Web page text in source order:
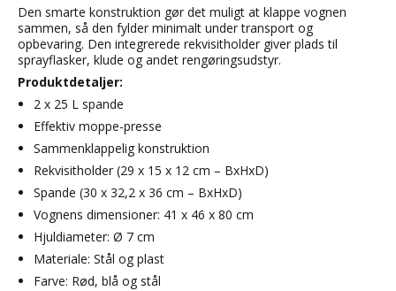
Den smarte konstruktion gør det muligt at klappe vognen
sammen, så den fylder minimalt under transport og
opbevaring. Den integrerede rekvisitholder giver plads til
sprayflasker, klude og andet rengøringsudstyr.
Produktdetaljer:
2 x 25 L spande
Effektiv moppe-presse
Sammenklappelig konstruktion
Rekvisitholder (29 x 15 x 12 cm – BxHxD)
Spande (30 x 32,2 x 36 cm – BxHxD)
Vognens dimensioner: 41 x 46 x 80 cm
Hjuldiameter: Ø 7 cm
Materiale: Stål og plast
Farve: Rød, blå og stål